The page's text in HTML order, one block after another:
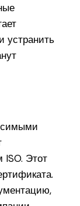
устранить
ISO. Этот